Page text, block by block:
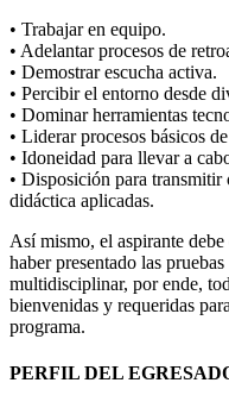
• Trabajar en equipo.
• Adelantar procesos de
• Demostrar escucha activa.
• Percibir el entorno desde
• Dominar herramientas
• Liderar procesos básicos
• Idoneidad para llevar a
• Disposición para
didáctica aplicadas.
Así mismo, el aspirante
haber presentado las
multidisciplinar, por ende,
bienvenidas y requeridas
programa.
PERFIL DEL